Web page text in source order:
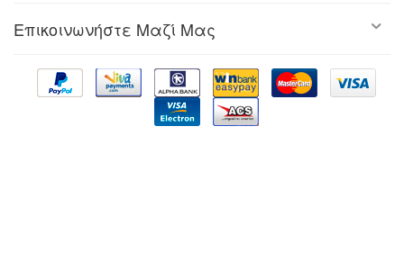
Επικοινωνήστε Μαζί Μας